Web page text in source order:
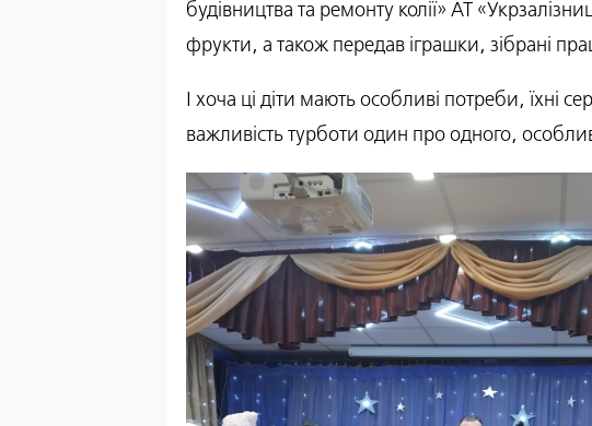
будівництва та ремонту колії» АТ
фрукти, а також передав іграшки, зібрані
І хоча ці діти мають особливі потреби, їхні
важливість турботи один про одного,